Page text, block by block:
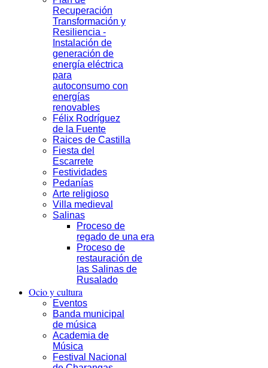
Recuperación
Transformación y
Resiliencia -
Instalación de
generación de
energía eléctrica
para
autoconsumo con
energías
renovables
Félix Rodríguez
de la Fuente
Raices de Castilla
Fiesta del
Escarrete
Festividades
Pedanías
Arte religioso
Villa medieval
Salinas
Proceso de
regado de una era
Proceso de
restauración de
las Salinas de
Rusalado
Ocio y cultura
Eventos
Banda municipal
de música
Academia de
Música
Festival Nacional